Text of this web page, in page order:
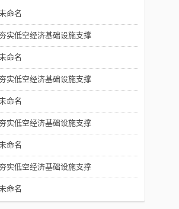
命名
实低空经济基础设施支撑
命名
实低空经济基础设施支撑
命名
实低空经济基础设施支撑
命名
实低空经济基础设施支撑
命名